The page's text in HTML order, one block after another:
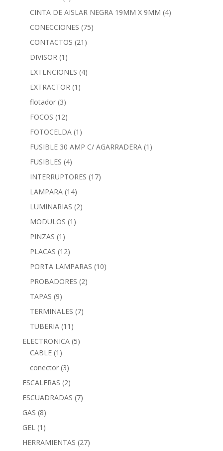
CINTA DE AISLAR NEGRA 19MM X 9MM (4)
CONECCIONES (75)
CONTACTOS (21)
DIVISOR (1)
EXTENCIONES (4)
EXTRACTOR (1)
flotador (3)
FOCOS (12)
FOTOCELDA (1)
FUSIBLE 30 AMP C/ AGARRADERA (1)
FUSIBLES (4)
INTERRUPTORES (17)
LAMPARA (14)
LUMINARIAS (2)
MODULOS (1)
PINZAS (1)
PLACAS (12)
PORTA LAMPARAS (10)
PROBADORES (2)
TAPAS (9)
TERMINALES (7)
TUBERIA (11)
ELECTRONICA (5)
CABLE (1)
conector (3)
ESCALERAS (2)
ESCUADRADAS (7)
GAS (8)
GEL (1)
HERRAMIENTAS (27)